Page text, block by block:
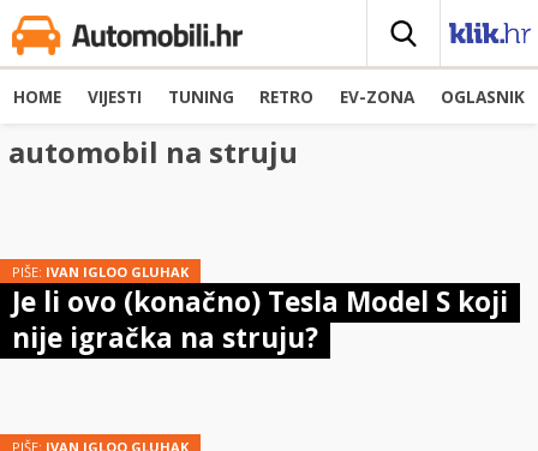
HOME VIJESTI TUNING RETRO EV-ZONA OGLASNIK
automobil na struju
PIŠE: IVAN IGLOO GLUHAK
Je li ovo (konačno) Tesla Model S koji
nije igračka na struju?
PIŠE: IVAN IGLOO GLUHAK